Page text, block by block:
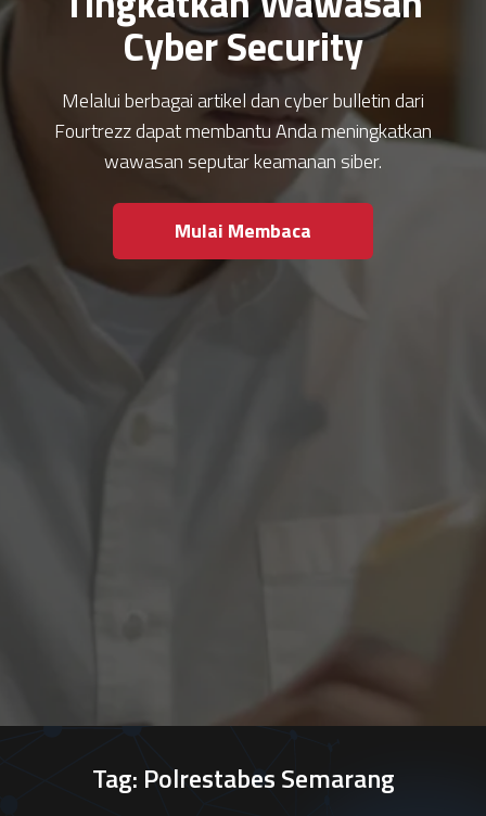
Cyber Security
Melalui berbagai artikel dan cyber bulletin dari
Fourtrezz dapat membantu Anda meningkatkan
wawasan seputar keamanan siber.
Mulai Membaca
Tag: Polrestabes Semarang